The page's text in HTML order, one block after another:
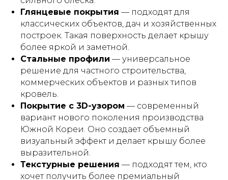
Глянцевые покрытия — подходят для
классических объектов, дач и хозяйственных
построек. Такая поверхность делает крышу
более яркой и заметной.
Стальные профили — универсальное
решение для частного строительства,
коммерческих объектов и разных типов
кровель.
Покрытие с 3D-узором — современный
вариант нового поколения производства
Южной Кореи. Оно создает объемный
визуальный эффект и делает крышу более
выразительной.
Текстурные решения — подходят тем, кто
хочет получить более премиальный